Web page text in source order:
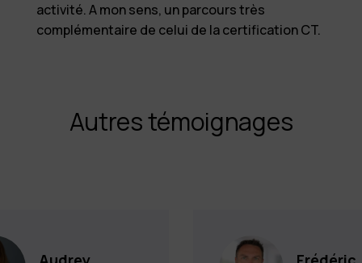
activité. A mon sens, un parcours très
complémentaire de celui de la certification CT.
Autres témoignages